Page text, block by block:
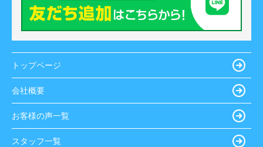
トップページ
会社概要
お客様の声一覧
スタッフ一覧